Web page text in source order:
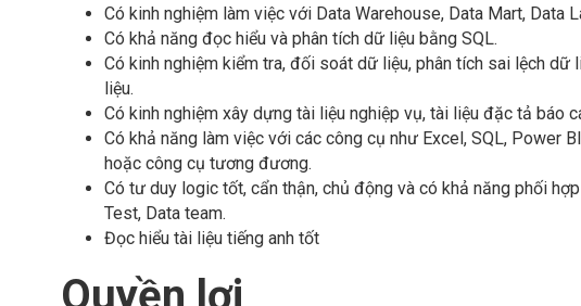
Có kinh nghiệm làm việc với Data Warehouse, Data Mart, Data
Có khả năng đọc hiểu và phân tích dữ liệu bằng SQL.
Có kinh nghiệm kiểm tra, đối soát dữ liệu, phân tích sai lệch dữ
liệu.
Có kinh nghiệm xây dựng tài liệu nghiệp vụ, tài liệu đặc tả báo
Có khả năng làm việc với các công cụ như Excel, SQL, Power
hoặc công cụ tương đương.
Có tư duy logic tốt, cẩn thận, chủ động và có khả năng phối
Test, Data team.
Đọc hiểu tài liệu tiếng anh tốt
Quyền lợi